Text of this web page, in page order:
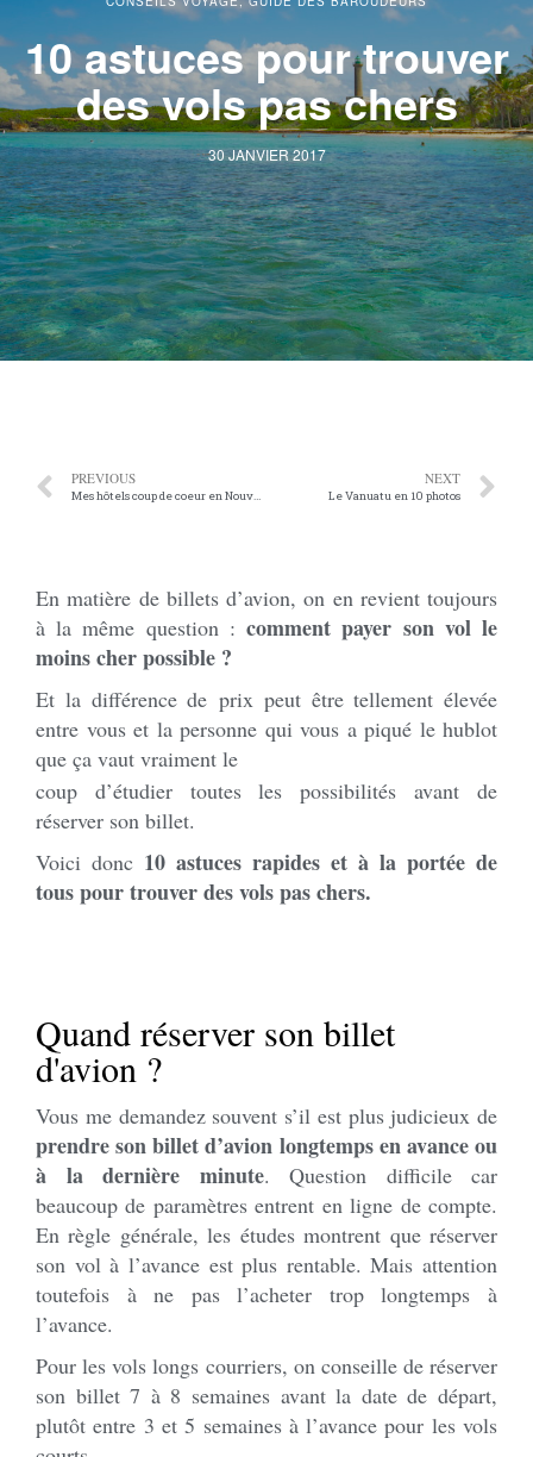
10 astuces pour trouver
des vols pas chers
30 JANVIER 2017
PREVIOUS
Mes hôtels coup de coeur en Nouvelle-Calédonie
NEXT
Le Vanuatu en 10 photos
En matière de billets d’avion, on en revient toujours
à la même question :comment payer son vol le
moins cher possible ?
Et la différence de prix peut être tellement élevée
entre vous et la personne qui vous a piqué le hublot
que ça vaut vraiment le
coup d’étudier toutes les possibilités avant de
réserver son billet.
Voici donc 10 astuces rapides et à la portée de
touspour trouver des vols pas chers.
Quand réserver son billet
d'avion ?
Vous me demandez souvent s’il est plus judicieux de
prendre son billet d’avion longtemps en avance ou
à la dernière minute. Question difficile car
beaucoup de paramètres entrent en ligne de compte.
En règle générale, les études montrent que réserver
son vol à l’avance est plus rentable. Mais attention
toutefois à ne pas l’acheter trop longtemps à
l’avance.
Pour les vols longs courriers, on conseille de réserver
son billet 7 à 8 semaines avant la date de départ,
plutôt entre 3 et 5 semaines à l’avance pour les vols